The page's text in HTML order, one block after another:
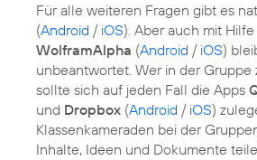
Für alle weiteren Fragen gibt es
(Android / iOS). Aber auch mit
WolframAlpha (Android / iOS)
unbeantwortet. Wer in der Gruppe
sollte sich auf jeden Fall die Apps
und Dropbox (Android / iOS)
Klassenkameraden bei der
Inhalte, Ideen und Dokumente